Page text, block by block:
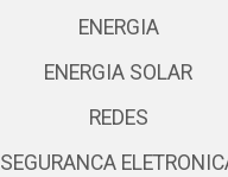
ENERGIA
ENERGIA SOLAR
REDES
SEGURANCA